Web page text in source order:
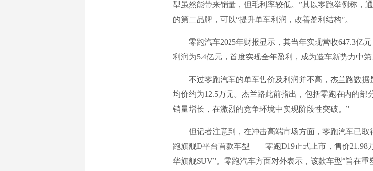
型虽然能带来销量，但毛利率较低。”其以零跑举例称，
的第二品牌，可以“提升单车利润，改善盈利结构”。
零跑汽车2025年财报显示，其当年实现营收647.3亿元
利润为5.4亿元，首度实现全年盈利，成为造车新势力中第
不过零跑汽车的单车售价及利润并不高，杰兰路数据
均价约为12.5万元。杰兰路此前指出，包括零跑在内的部
销量增长，在激烈的竞争环境中实现阶段性突破。”
但记者注意到，在冲击高端市场方面，零跑汽车已取
跑旗舰D平台首款车型——零跑D19正式上市，售价21.98
华旗舰SUV”。零跑汽车方面对外表示，该款车型“旨在